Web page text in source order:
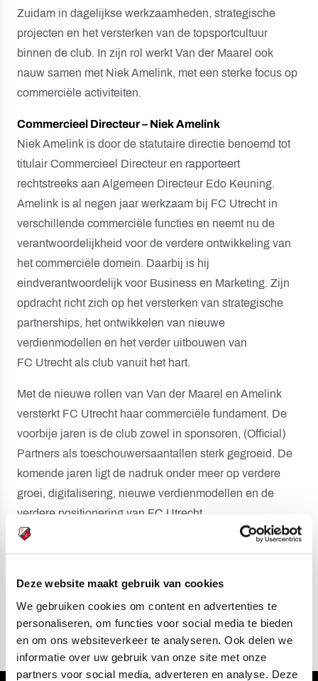
Deze website maakt gebruik van cookies
We gebruiken cookies om content en advertenties te
personaliseren, om functies voor social media te bieden
en om ons websiteverkeer te analyseren. Ook delen we
informatie over uw gebruik van onze site met onze
partners voor social media, adverteren en analyse. Deze
Zuidam in dagelijkse werkzaamheden, strategische
projecten en het versterken van de topsportcultuur
binnen de club. In zijn rol werkt Van der Maarel ook
nauw samen met Niek Amelink, met een sterke focus op
commerciële activiteiten.
Commercieel Directeur – Niek Amelink
Niek Amelink is door de statutaire directie benoemd tot
titulair Commercieel Directeur en rapporteert
rechtstreeks aan Algemeen Directeur Edo Keuning.
Amelink is al negen jaar werkzaam bij FC Utrecht in
verschillende commerciële functies en neemt nu de
verantwoordelijkheid voor de verdere ontwikkeling van
het commerciële domein. Daarbij is hij
eindverantwoordelijk voor Business en Marketing. Zijn
opdracht richt zich op het versterken van strategische
partnerships, het ontwikkelen van nieuwe
verdienmodellen en het verder uitbouwen van
FC Utrecht als club vanuit het hart.
Met de nieuwe rollen van Van der Maarel en Amelink
versterkt FC Utrecht haar commerciële fundament. De
voorbije jaren is de club zowel in sponsoren, (Official)
Partners als toeschouwersaantallen sterk gegroeid. De
komende jaren ligt de nadruk onder meer op verdere
groei, digitalisering, nieuwe verdienmodellen en de
verdere positionering van FC Utrecht.
De directie is van mening dat Van der Maarel en
belangrijke krachten zijn om FC Utrecht in dit traject
verder te brengen.